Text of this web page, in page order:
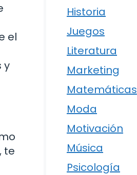
el
y
te
Historia
Juegos
Literatura
Marketing
Matemáticas
Moda
Motivación
Música
Psicología